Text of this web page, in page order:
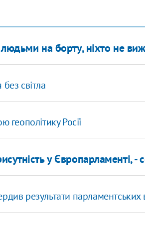
людьми на борту, ніхто не
світла
геополітику Росії
у Європарламенті, -
результати парламентських